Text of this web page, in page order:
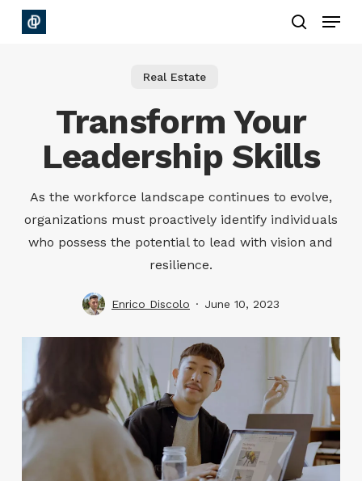
Skip
Menu
Real Estate
Transform Your
Leadership Skills
As the workforce landscape continues to evolve,
organizations must proactively identify individuals
who possess the potential to lead with vision and
resilience.
Enrico Discolo June 10, 2023